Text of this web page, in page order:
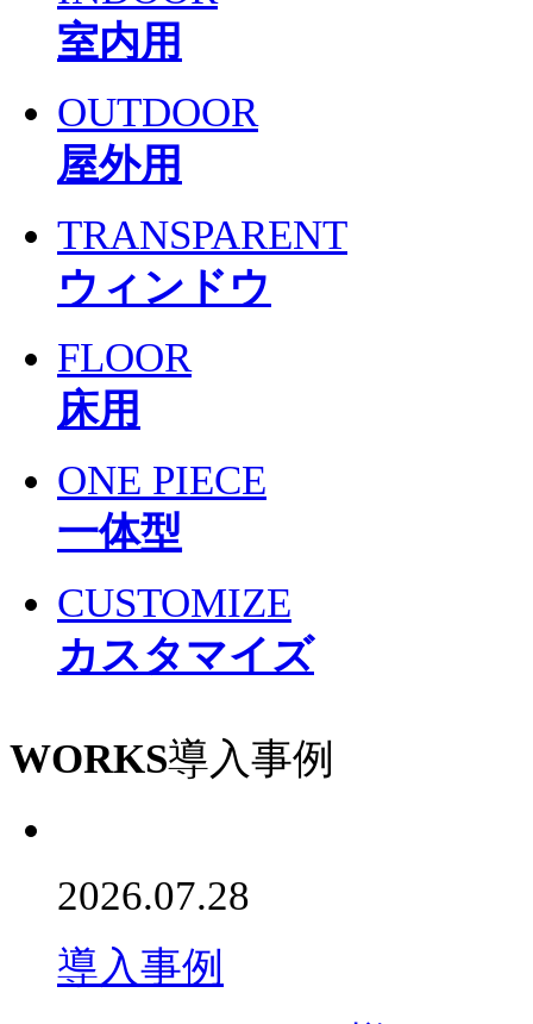
室内用
OUTDOOR
屋外用
TRANSPARENT
ウィンドウ
FLOOR
床用
ONE PIECE
一体型
CUSTOMIZE
カスタマイズ
WORKS導入事例
2026.07.28
導入事例